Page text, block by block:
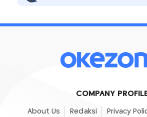
COMPANY PROFILE
About Us Redaksi Privacy